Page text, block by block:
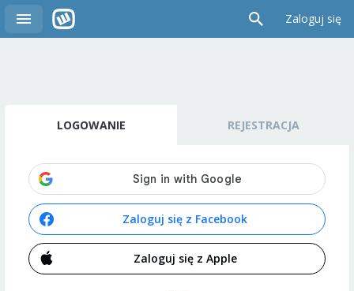
Zaloguj się
LOGOWANIE REJESTRACJA
Zaloguj się z Facebook
Zaloguj się z Apple